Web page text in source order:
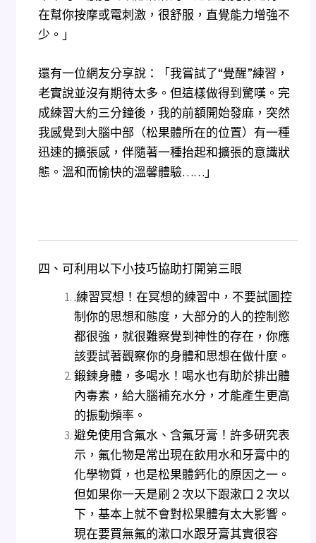
在幫你按摩或電刺激，很舒服，直覺能力增強不
少。」
還有一位網友分享說：「我嘗試了“覺醒”練習，
老實說並沒有期待太多。但這樣做得到驚嘆。完
成練習大約三分鐘後，我的前額開始發麻，突然
我感覺到大腦中部（松果體所在的位置）有一種
迅速的擴張感，伴隨著一種抬起和擴張的意識狀
態。溫和而愉快的溫馨體驗……」
四、可利用以下小技巧協助打開第三眼
.練習冥想！在冥想的練習中，不要試圖控
制你的思想和態度，大部分的人的控制慾
都很強，就很難察覺到神性的存在，你應
該要試著觀察你的身體和思想在做什麼。
鍛鍊身體，多喝水！喝水也有助於排出體
內毒素，給大腦補充水分，才能產生更高
的振動頻率。
避免使用含氟水、含氟牙膏！許多研究表
示，氟化物是常出現在飲用水和牙膏中的
化學物質，也是松果體鈣化的原因之一。
但如果你一天是刷２次以下跟漱口２次以
下，基本上就不會對松果體有太大影響。
現在要買無氟的漱口水跟牙膏其實很容